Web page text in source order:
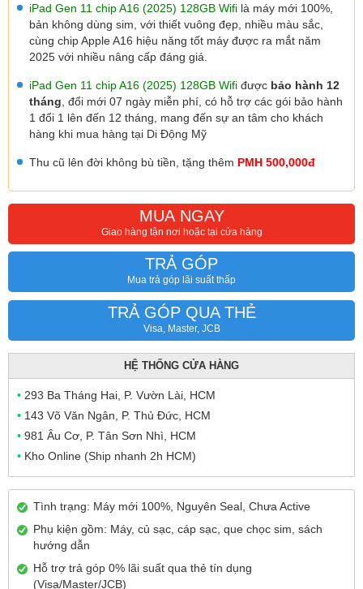
iPad Gen 11 chip A16 (2025) 128GB Wifi là máy mới 100%,
bản không dùng sim, với thiết vuông đẹp, nhiều màu sắc,
cùng chip Apple A16 hiệu năng tốt máy được ra mắt năm
2025 với nhiều nâng cấp đáng giá.
iPad Gen 11 chip A16 (2025) 128GB Wifi được bảo hành 12
tháng , đổi mới 07 ngày miễn phí, có hỗ trợ các gói bảo hành
1 đổi 1 lên đến 12 tháng, mang đến sự an tâm cho khách
hàng khi mua hàng tại Di Động Mỹ
Thu cũ lên đời không bù tiền, tặng thêm PMH 500,000đ
MUA NGAY
Giao hàng tận nơi hoặc tại cửa hàng
TRẢ GÓP
Mua trả góp lãi suất thấp
TRẢ GÓP QUA THẺ
Visa, Master, JCB
HỆ THỐNG CỬA HÀNG
• 293 Ba Tháng Hai, P. Vườn Lài, HCM
• 143 Võ Văn Ngân, P. Thủ Đức, HCM
• 981 Âu Cơ, P. Tân Sơn Nhì, HCM
• Kho Online (Ship nhanh 2h HCM)
Tình trạng: Máy mới 100%, Nguyên Seal, Chưa Active
Phụ kiện gồm: Máy, củ sạc, cáp sạc, que chọc sim, sách
hướng dẫn
Hỗ trợ trả góp 0% lãi suất qua thẻ tín dụng
(Visa/Master/JCB)